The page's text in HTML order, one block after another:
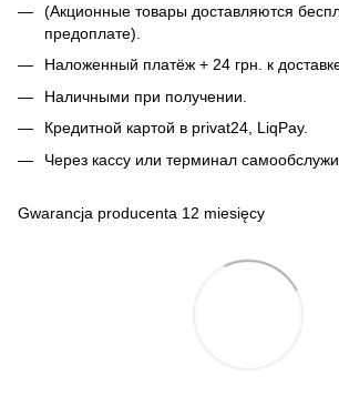
(Акционные товары доставляются
предоплате).
Наложенный платёж + 24 грн. к
Наличными при получении.
Кредитной картой в privat24, LiqPay.
Через кассу или терминал
Gwarancja producenta 12 miesięcy